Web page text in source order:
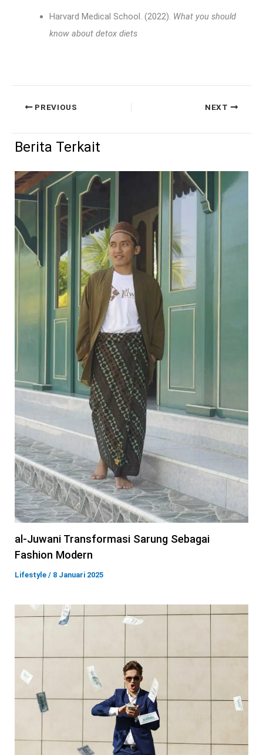
Harvard Medical School. (2022). What you should
know about detox diets
PREVIOUS NEXT
Berita Terkait
al-Juwani Transformasi Sarung Sebagai
Fashion Modern
Lifestyle / 8 Januari 2025